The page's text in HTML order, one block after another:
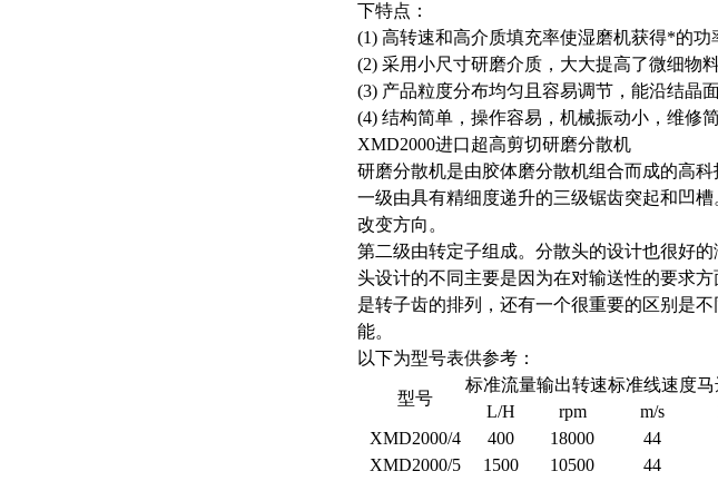
下特点：
(1) 高转速和高介质填充率使湿磨机获得*的
(2) 采用小尺寸研磨介质，大大提高了微细物
(3) 产品粒度分布均匀且容易调节，能沿结晶
(4) 结构简单，操作容易，机械振动小，维修
XMD2000进口超高剪切研磨分散机
研磨分散机是由胶体磨分散机组合而成的高科
一级由具有精细度递升的三级锯齿突起和凹
改变方向。
第二级由转定子组成。分散头的设计也很好
头设计的不同主要是因为在对输送性的要求
是转子齿的排列，还有一个很重要的区别是
能。
以下为型号表供参考：
型号
标准流量
L/H
输出转速
rpm
标准线速度
m/s
马
XMD2000/4 400 18000 44
XMD2000/5
1500 10500 44